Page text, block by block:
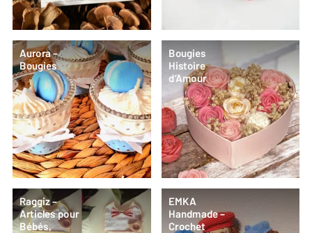
Aurora –
Bougies
Bougies
Histoire
d’Amour
Raggiz –
Articles pour
Bébés,
EMKA
Handmade –
Crochet